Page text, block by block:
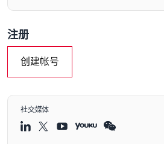
注册
创建帐号
社交媒体